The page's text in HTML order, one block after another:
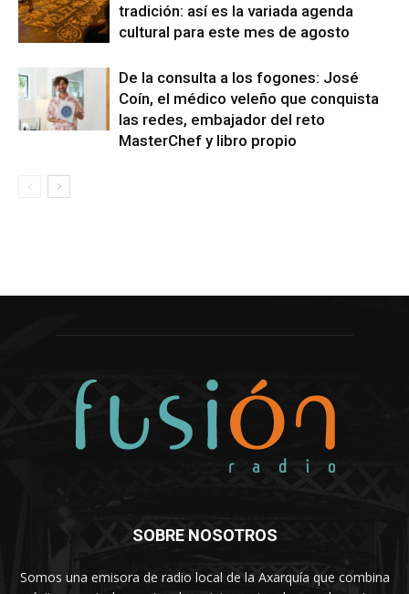
tradición: así es la variada agenda
cultural para este mes de agosto
De la consulta a los fogones: José
Coín, el médico veleño que conquista
las redes, embajador del reto
MasterChef y libro propio
SOBRE NOSOTROS
Somos una emisora de radio local de la Axarquía que combina